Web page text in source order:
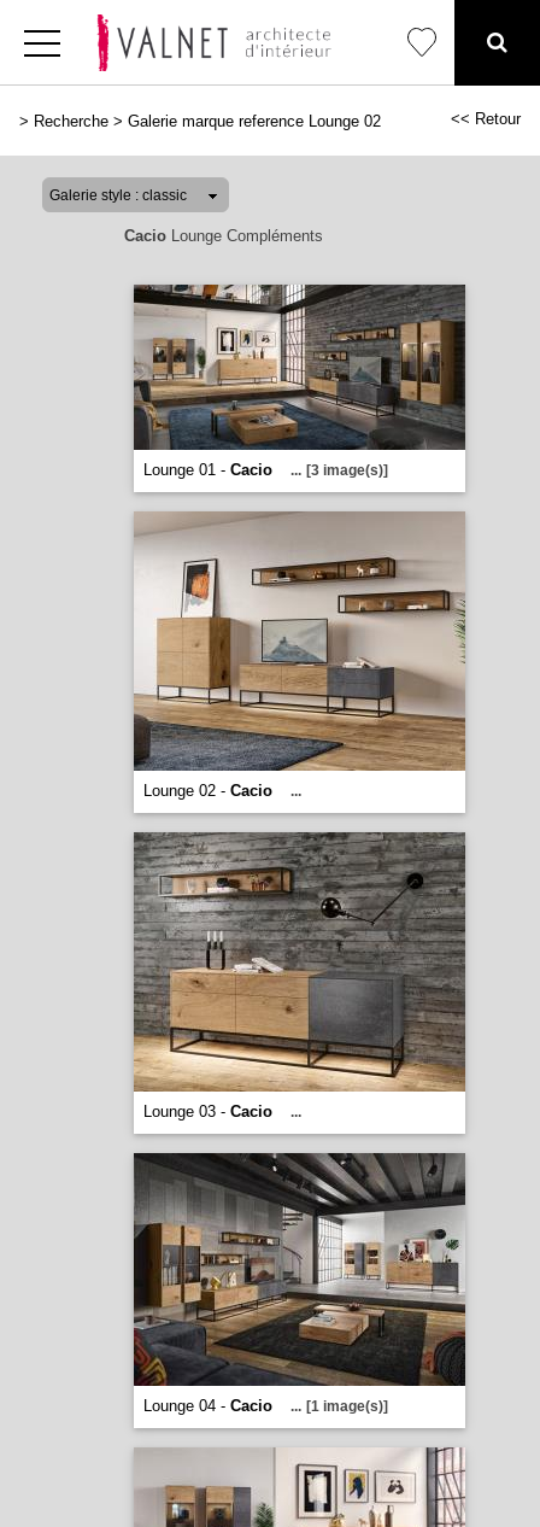
> Recherche > Galerie marque reference Lounge 02 << Retour
CacioLounge Compléments
Lounge 01 - Cacio ... [3 image(s)]
Lounge 02 - Cacio ...
Lounge 03 - Cacio ...
Lounge 04 - Cacio ... [1 image(s)]